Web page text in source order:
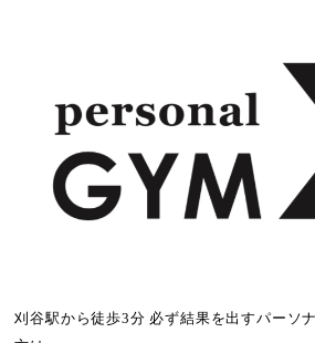
刈谷駅から徒歩3分 必ず結果を出すパーソ